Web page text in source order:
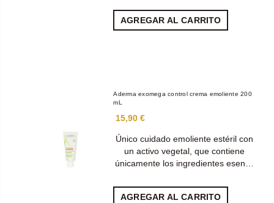
AGREGAR AL CARRITO
Aderma exomega control crema emoliente 200
mL
15,90 €
Único cuidado emoliente estéril con
un activo vegetal, que contiene
únicamente los ingredientes esen…
AGREGAR AL CARRITO